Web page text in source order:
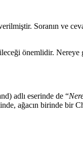
Soranın ve
önemlidir.
adlı eserinde de “
ağacın birinde bir